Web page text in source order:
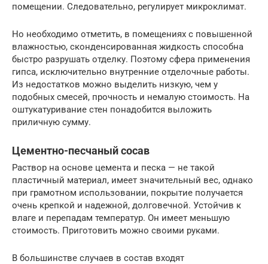
помещении. Следовательно, регулирует микроклимат.
Но необходимо отметить, в помещениях с повышенной
влажностью, сконденсированная жидкость способна
быстро разрушать отделку. Поэтому сфера применения
гипса, исключительно внутренние отделочные работы.
Из недостатков можно выделить низкую, чем у
подобных смесей, прочность и немалую стоимость. На
оштукатуривание стен понадобится выложить
приличную сумму.
Цементно-песчаный сосав
Раствор на основе цемента и песка — не такой
пластичный материал, имеет значительный вес, однако
при грамотном использовании, покрытие получается
очень крепкой и надежной, долговечной. Устойчив к
влаге и перепадам температур. Он имеет меньшую
стоимость. Приготовить можно своими руками.
В большинстве случаев в состав входят